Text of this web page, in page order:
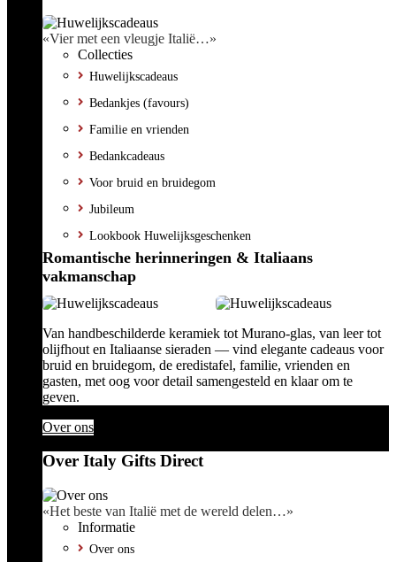
«Vier met een vleugje Italië…»
Collecties
Huwelijkscadeaus
Bedankjes (favours)
Familie en vrienden
Bedankcadeaus
Voor bruid en bruidegom
Jubileum
Lookbook Huwelijksgeschenken
Romantische herinneringen & Italiaans
vakmanschap
Van handbeschilderde keramiek tot Murano-glas, van leer tot
olijfhout en Italiaanse sieraden — vind elegante cadeaus voor
bruid en bruidegom, de eredistafel, familie, vrienden en
gasten, met oog voor detail samengesteld en klaar om te
geven.
Over ons
Over Italy Gifts Direct
«Het beste van Italië met de wereld delen…»
Informatie
Over ons